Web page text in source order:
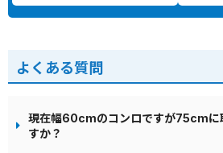
よくある質問
現在幅60cmのコンロですが75cmに
すか？